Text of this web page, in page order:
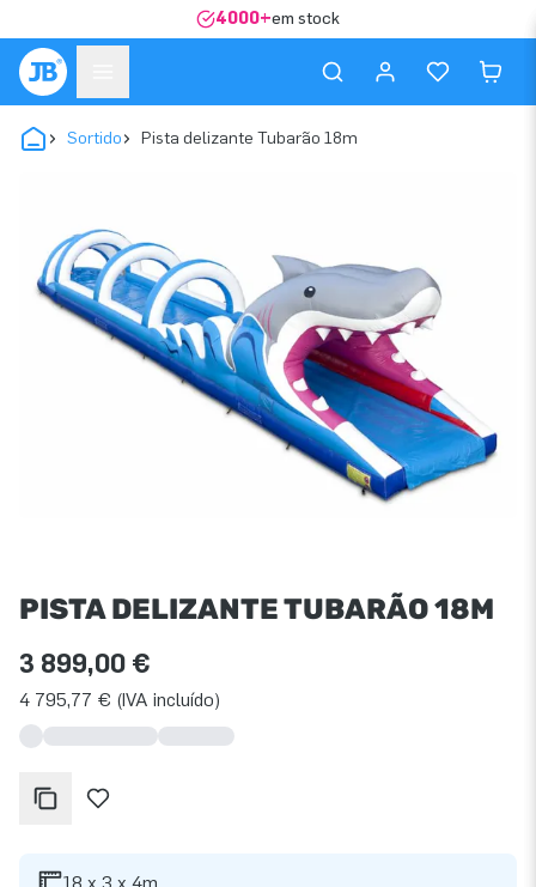
4000+em stock
Sortido Pista delizante Tubarão 18m
PISTA DELIZANTE TUBARÃO 18M
3 899,00 €
4 795,77 € (IVA incluído)
18 x 3 x 4m